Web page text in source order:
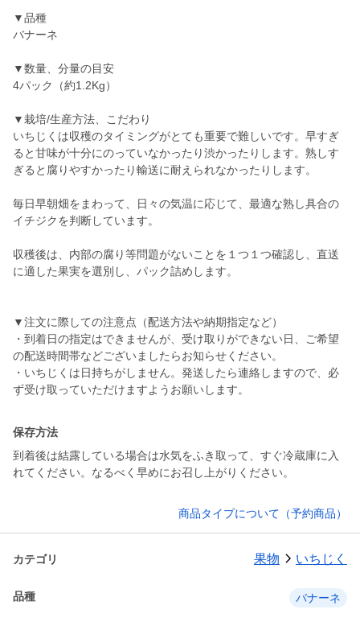
▼品種
バナーネ
▼数量、分量の目安
4パック（約1.2Kg）
▼栽培/生産方法、こだわり
いちじくは収穫のタイミングがとても重要で難しいです。早すぎ
ると甘味が十分にのっていなかったり渋かったりします。熟しす
ぎると腐りやすかったり輸送に耐えられなかったりします。
毎日早朝畑をまわって、日々の気温に応じて、最適な熟し具合の
イチジクを判断しています。
収穫後は、内部の腐り等問題がないことを１つ１つ確認し、直送
に適した果実を選別し、パック詰めします。
▼注文に際しての注意点（配送方法や納期指定など）
・到着日の指定はできませんが、受け取りができない日、ご希望
の配送時間帯などございましたらお知らせください。
・いちじくは日持ちがしません。発送したら連絡しますので、必
ず受け取っていただけますようお願いします。
保存方法
到着後は結露している場合は水気をふき取って、すぐ冷蔵庫に入
れてください。なるべく早めにお召し上がりください。
商品タイプについて（予約商品）
カテゴリ 果物 いちじく
品種 バナーネ